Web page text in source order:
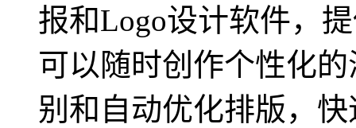
报和Logo设计软件，
可以随时创作个性化
别和自动优化排版，